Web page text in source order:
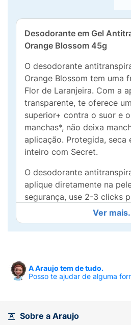
Desodorante em Gel
Orange Blossom 45g
O desodorante
Orange Blossom tem uma
Flor de Laranjeira. Com a
transparente, te oferece
superior+ contra o suor e
manchas*, não deixa
aplicação. Protegida, seca
inteiro com Secret.
O desodorante
aplique diretamente na
segurança, use 2-3 clicks
diariamente somente nas
embalagem bem fechada.
*Manchas brancas nas
• FRAGRÂNCIA SUAVE DE
mau odor que o
Ver
A Araujo tem de tudo.
Posso te ajudar de alguma
Sobre a Araujo